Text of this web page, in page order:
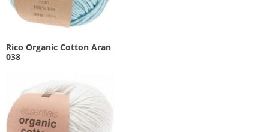
Rico Organic Cotton Aran
038